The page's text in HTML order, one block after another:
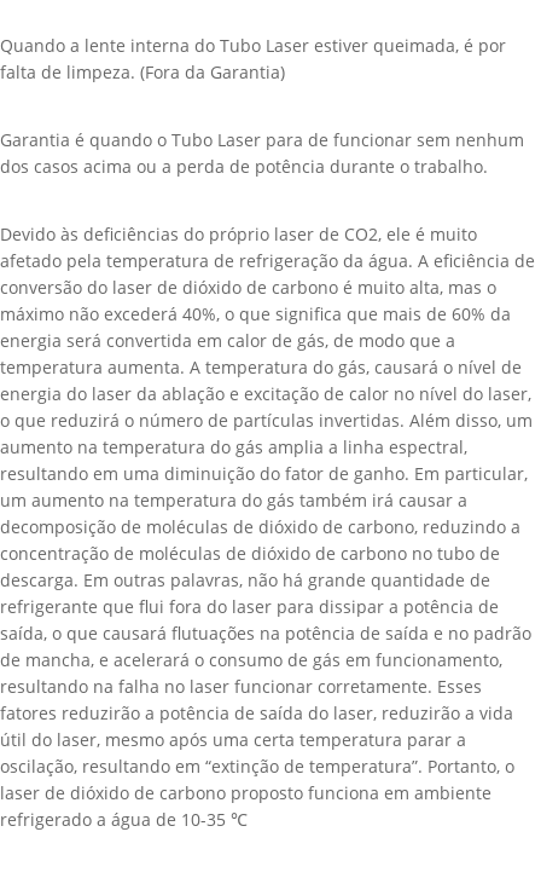
Quando a lente interna do Tubo Laser estiver queimada, é por
falta de limpeza. (Fora da Garantia)
Garantia é quando o Tubo Laser para de funcionar sem nenhum
dos casos acima ou a perda de potência durante o trabalho.
Devido às deficiências do próprio laser de CO2, ele é muito
afetado pela temperatura de refrigeração da água. A eficiência de
conversão do laser de dióxido de carbono é muito alta, mas o
máximo não excederá 40%, o que significa que mais de 60% da
energia será convertida em calor de gás, de modo que a
temperatura aumenta. A temperatura do gás, causará o nível de
energia do laser da ablação e excitação de calor no nível do laser,
o que reduzirá o número de partículas invertidas. Além disso, um
aumento na temperatura do gás amplia a linha espectral,
resultando em uma diminuição do fator de ganho. Em particular,
um aumento na temperatura do gás também irá causar a
decomposição de moléculas de dióxido de carbono, reduzindo a
concentração de moléculas de dióxido de carbono no tubo de
descarga. Em outras palavras, não há grande quantidade de
refrigerante que flui fora do laser para dissipar a potência de
saída, o que causará flutuações na potência de saída e no padrão
de mancha, e acelerará o consumo de gás em funcionamento,
resultando na falha no laser funcionar corretamente. Esses
fatores reduzirão a potência de saída do laser, reduzirão a vida
útil do laser, mesmo após uma certa temperatura parar a
oscilação, resultando em “extinção de temperatura”. Portanto, o
laser de dióxido de carbono proposto funciona em ambiente
refrigerado a água de 10-35 ℃